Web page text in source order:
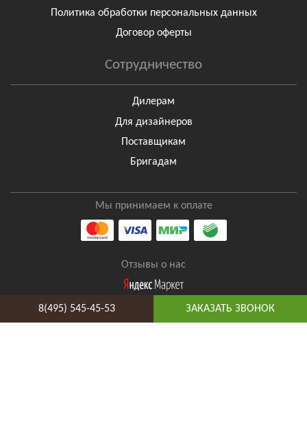
Политика обработки персональных данных
Договор оферты
Сотрудничество
Дилерам
Для дизайнеров
Поставщикам
Бригадам
Мы принимаем к оплате
Отзывы о нас
8(495) 545-45-53 ЗАКАЗАТЬ ЗВОНОК